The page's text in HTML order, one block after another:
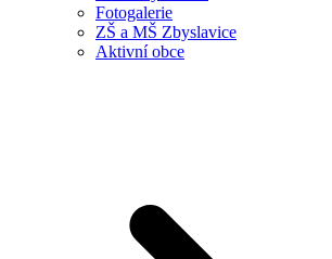
Fotogalerie
ZŠ a MŠ Zbyslavice
Aktivní obce